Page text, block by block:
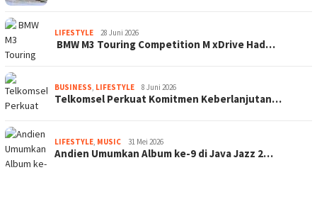
LIFESTYLE 28 Juni 2026
BMW M3 Touring Competition M xDrive Had…
BUSINESS, LIFESTYLE 8 Juni 2026
Telkomsel Perkuat Komitmen Keberlanjutan…
LIFESTYLE, MUSIC 31 Mei 2026
Andien Umumkan Album ke-9 di Java Jazz 2…